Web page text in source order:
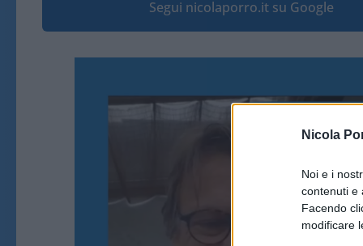
Nicola
Noi e i
contenuti e
Facendo
modificare
Segui nicolaporro.it su Google